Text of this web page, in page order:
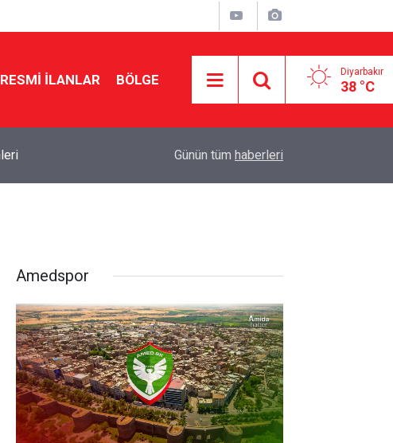
RESMI İLANLAR BÖLGE Diyarbakır
38 °C
Diyarbakır Valisinden ‘sokaklar çetelere
Günün tüm haberleri
Amedspor